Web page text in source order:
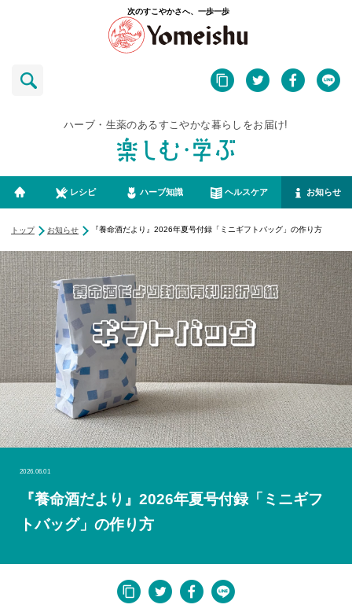
次のすこやかさへ、一歩一歩
ハーブ・生薬のあるすこやかな暮らしをお届け!
レシピ ハーブ知識 ヘルスケア お知らせ
トップ お知らせ 『養命酒だより』2026年夏号付録「ミニギフトバッグ」の作り方
2026.06.01
『養命酒だより』2026年夏号付録「ミニギフ
トバッグ」の作り方